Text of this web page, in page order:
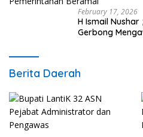
February 17, 2026
H Ismail
Gerbong
Berita Daerah